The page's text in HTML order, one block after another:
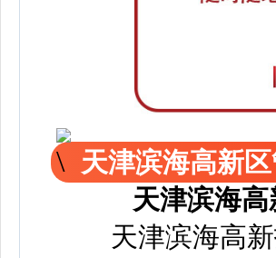
天津滨海高新
天津滨海
天津滨海高新